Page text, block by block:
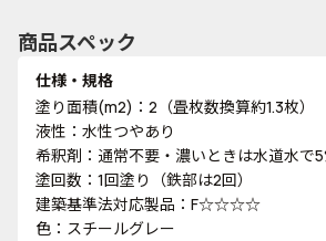
商品スペック
仕様・規格
塗り面積(m2)：2（畳枚数換算約1.3枚）
液性：水性つやあり
希釈剤：通常不要・濃いときは水道水で
塗回数：1回塗り（鉄部は2回）
建築基準法対応製品：F☆☆☆☆
色：スチールグレー